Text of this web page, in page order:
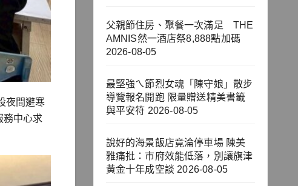
夜間避寒
務中心求
父親節住房、聚餐一次滿足 THE
AMNIS然一酒店祭8,888點加碼
2026-08-05
最堅強ㄟ節烈女魂「陳守娘」散步
導覽報名開跑 限量贈送精美書籤
與平安符 2026-08-05
說好的海景飯店竟淪停車場 陳美
雅痛批：市府效能低落，別讓旗津
黃金十年成空談 2026-08-05